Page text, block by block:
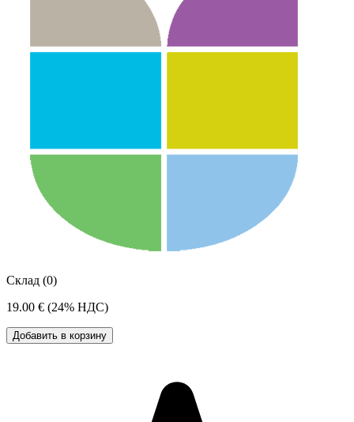
Склад (0)
19.00 € (24% НДС)
Добавить в корзину